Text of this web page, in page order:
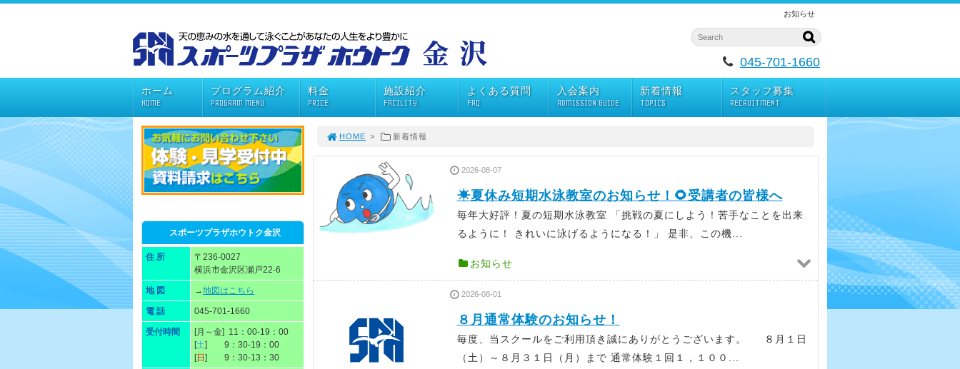
お知らせ
045-701-1660
ホーム
HOME
プログラム紹介
PROGRAM MENU
料金
PRICE
施設紹介
FACILITY
よくある質問
FAQ
入会案内
ADMISSION GUIDE
新着情報
TOPICS
スタッフ募集
RECRUITMENT
HOME > 新着情報
2026-08-07
☀夏休み短期水泳教室のお知らせ！🌻受講者の皆様へ
毎年大好評！夏の短期水泳教室 「挑戦の夏にしよう！苦手なことを出来
るように！ きれいに泳げるようになる！」 是非、この機...
お知らせ
2026-08-01
８月通常体験のお知らせ！
毎度、当スクールをご利用頂き誠にありがとうございます。 ８月１日
（土）～８月３１日（月）まで 通常体験１回１，１００...
スポーツプラザホウトク金沢
住 所
〒236-0027
横浜市金沢区瀬戸22-6
地 図 →地図はこちら
電 話 045-701-1660
受付時間
[月～金] 11：00-19：00
[土] 9：30-19：00
[日 ] 9：30-13：30